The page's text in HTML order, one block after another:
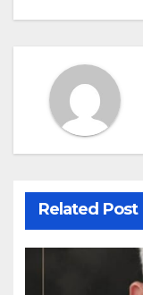
Related Post